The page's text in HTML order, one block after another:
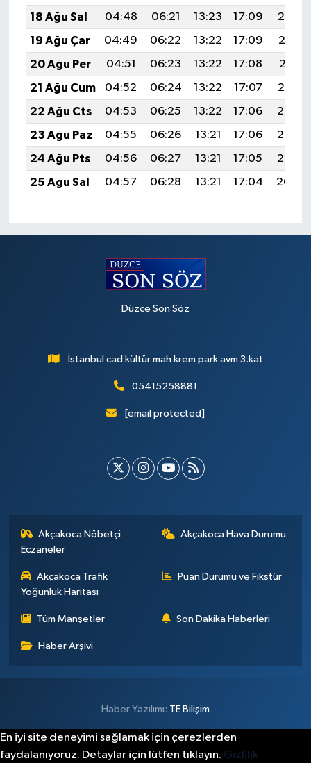
18 Ağu Sal
04:48 06:21 13:23 17:09
20:14
19 Ağu Çar
04:49 06:22 13:22 17:09
20:13
20 Ağu Per
04:51 06:23 13:22 17:08
20:11
21 Ağu Cum
04:52 06:24 13:22 17:07
20:10
22 Ağu Cts
04:53 06:25 13:22 17:06
20:08
23 Ağu Paz
04:55 06:26 13:21 17:06
20:07
24 Ağu Pts
04:56 06:27 13:21 17:05
20:05
25 Ağu Sal
04:57 06:28 13:21 17:04 20:04
Düzce Son Söz
İstanbul cad kültür mah krem park avm 3.kat
05415258881
[email protected]
Akçakoca Nöbetçi
Eczaneler
Akçakoca Hava Durumu
Akçakoca Trafik
Yoğunluk Haritası
Puan Durumu ve Fikstür
Tüm Manşetler Son Dakika Haberleri
Haber Arşivi
Haber Yazılımı: TE Bilişim
En iyi site deneyimi sağlamak için çerezlerden
faydalanıyoruz. Detaylar için lütfen tıklayın. Gizlilik